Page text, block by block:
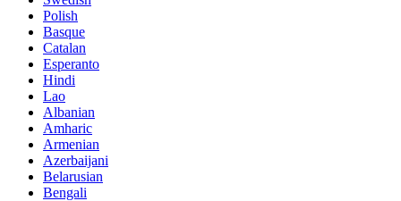
Polish
Basque
Catalan
Esperanto
Hindi
Lao
Albanian
Amharic
Armenian
Azerbaijani
Belarusian
Bengali